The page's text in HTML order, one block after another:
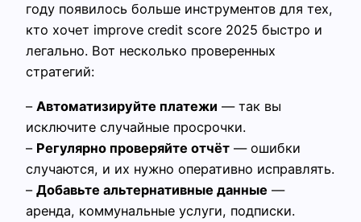
году появилось больше инструментов для тех,
кто хочет improve credit score 2025 быстро и
легально. Вот несколько проверенных
стратегий:
– Автоматизируйте платежи — так вы
исключите случайные просрочки.
– Регулярно проверяйте отчёт — ошибки
случаются, и их нужно оперативно исправлять.
– Добавьте альтернативные данные —
аренда, коммунальные услуги, подписки.